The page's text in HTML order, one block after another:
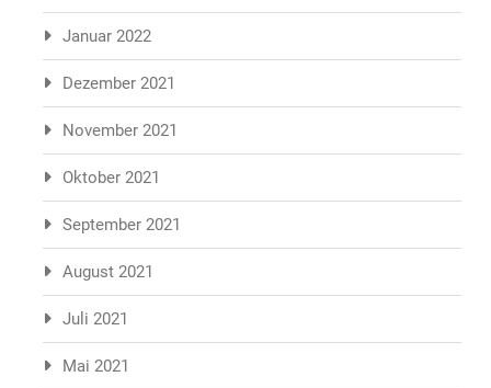
Januar 2022
Dezember 2021
November 2021
Oktober 2021
September 2021
August 2021
Juli 2021
Mai 2021